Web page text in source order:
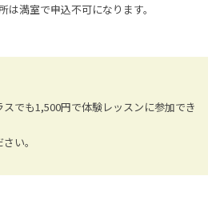
は満室で申込不可になります。
でも1,500円で体験レッスンに参加でき
い。